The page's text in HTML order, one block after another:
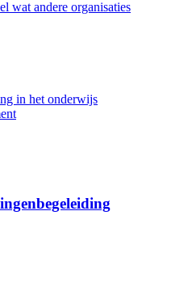
wat andere organisaties
in het onderwijs